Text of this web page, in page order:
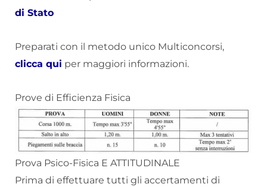
di Stato
Preparati con il metodo unico Multiconcorsi,
clicca qui per maggiori informazioni.
Prove di Efficienza Fisica
Prova Psico-Fisica E ATTITUDINALE
Prima di effettuare tutti gli accertamenti di